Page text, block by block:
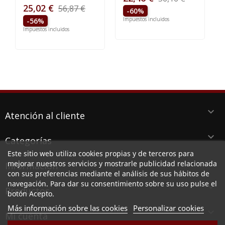
25,02 € 56,87 €
-56%
Impuestos incluidos
-60%
Impuestos incluidos
Atención al cliente keyboard_arrow_down
Categorías keyboard_arrow_down
Información keyboard_arrow_down
Productos keyboard_arrow_down
Mi cuenta
Este sitio web utiliza cookies propias y de terceros para
mejorar nuestros servicios y mostrarle publicidad relacionada
con sus preferencias mediante el análisis de sus hábitos de
navegación. Para dar su consentimiento sobre su uso pulse el
botón Acepto.
Más información sobre las cookies Personalizar cookies